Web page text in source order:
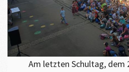
​Am letzten Schultag, dem